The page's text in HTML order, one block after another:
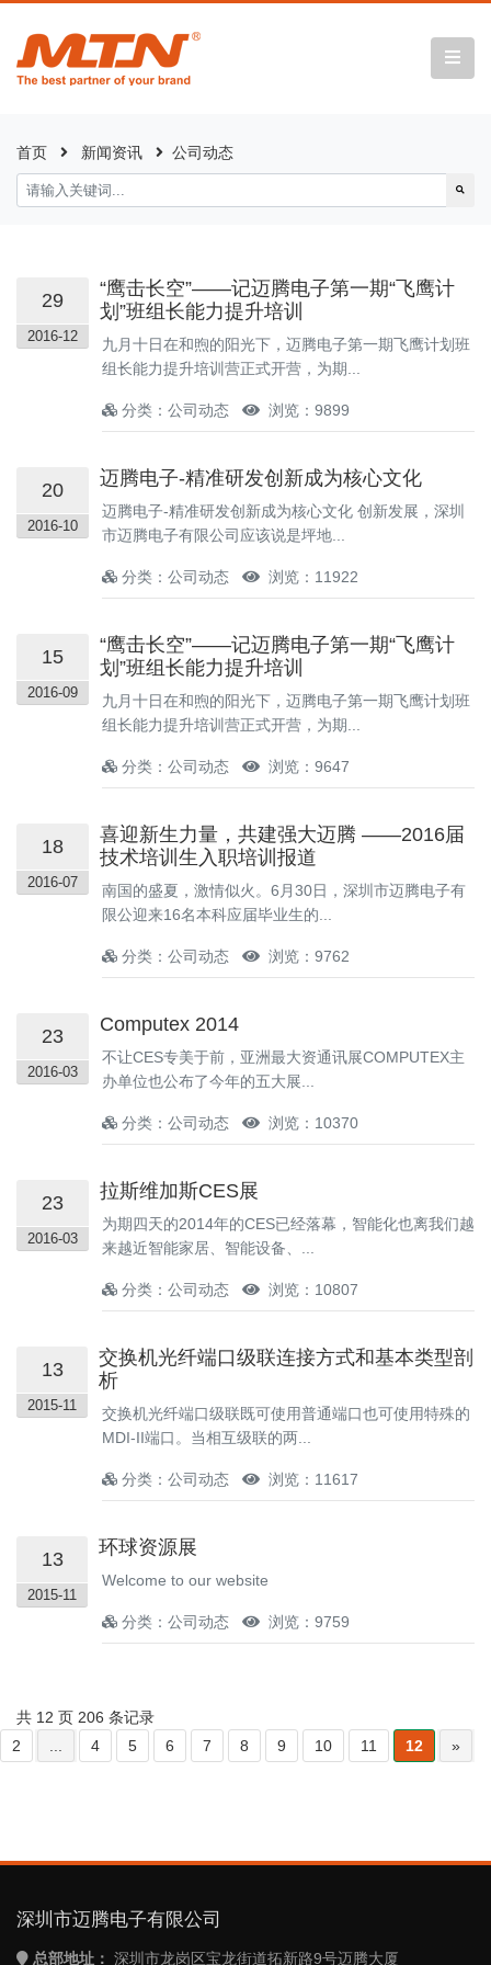
首页 新闻资讯 公司动态
29
2016-12
“鹰击长空”——记迈腾电子第一期“飞鹰计
划”班组长能力提升培训
九月十日在和煦的阳光下，迈腾电子第一期飞鹰计划班
组长能力提升培训营正式开营，为期...
分类：公司动态 浏览：9899
20
2016-10
迈腾电子-精准研发创新成为核心文化
迈腾电子-精准研发创新成为核心文化 创新发展，深圳
市迈腾电子有限公司应该说是坪地...
分类：公司动态 浏览：11922
15
2016-09
“鹰击长空”——记迈腾电子第一期“飞鹰计
划”班组长能力提升培训
九月十日在和煦的阳光下，迈腾电子第一期飞鹰计划班
组长能力提升培训营正式开营，为期...
分类：公司动态 浏览：9647
18
2016-07
喜迎新生力量，共建强大迈腾 ——2016届
技术培训生入职培训报道
南国的盛夏，激情似火。6月30日，深圳市迈腾电子有
限公迎来16名本科应届毕业生的...
分类：公司动态 浏览：9762
23
2016-03
Computex 2014
不让CES专美于前，亚洲最大资通讯展COMPUTEX主
办单位也公布了今年的五大展...
分类：公司动态 浏览：10370
23
2016-03
拉斯维加斯CES展
为期四天的2014年的CES已经落幕，智能化也离我们越
来越近智能家居、智能设备、...
分类：公司动态 浏览：10807
13
2015-11
交换机光纤端口级联连接方式和基本类型剖
析
交换机光纤端口级联既可使用普通端口也可使用特殊的
MDI-II端口。当相互级联的两...
分类：公司动态 浏览：11617
13
2015-11
环球资源展
Welcome to our website
分类：公司动态 浏览：9759
共 12 页 206 条记录
2
4 5 6 7 8 9 10 11 12 »
深圳市迈腾电子有限公司
总部地址： 深圳市龙岗区宝龙街道拓新路9号迈腾大厦